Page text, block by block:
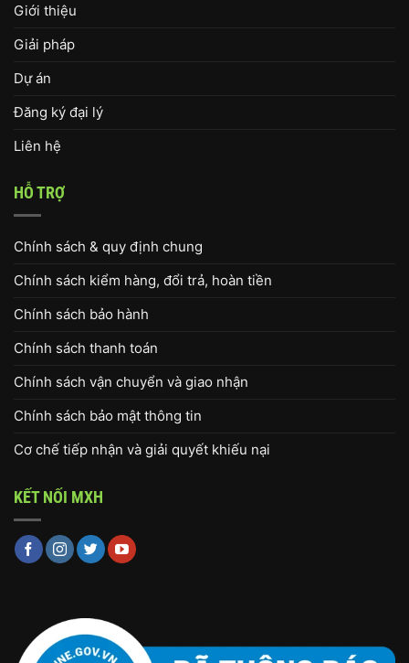
Giới thiệu
Giải pháp
Dự án
Đăng ký đại lý
Liên hệ
HỖ TRỢ
Chính sách & quy định chung
Chính sách kiểm hàng, đổi trả, hoàn tiền
Chính sách bảo hành
Chính sách thanh toán
Chính sách vận chuyển và giao nhận
Chính sách bảo mật thông tin
Cơ chế tiếp nhận và giải quyết khiếu nại
KẾT NỐI MXH